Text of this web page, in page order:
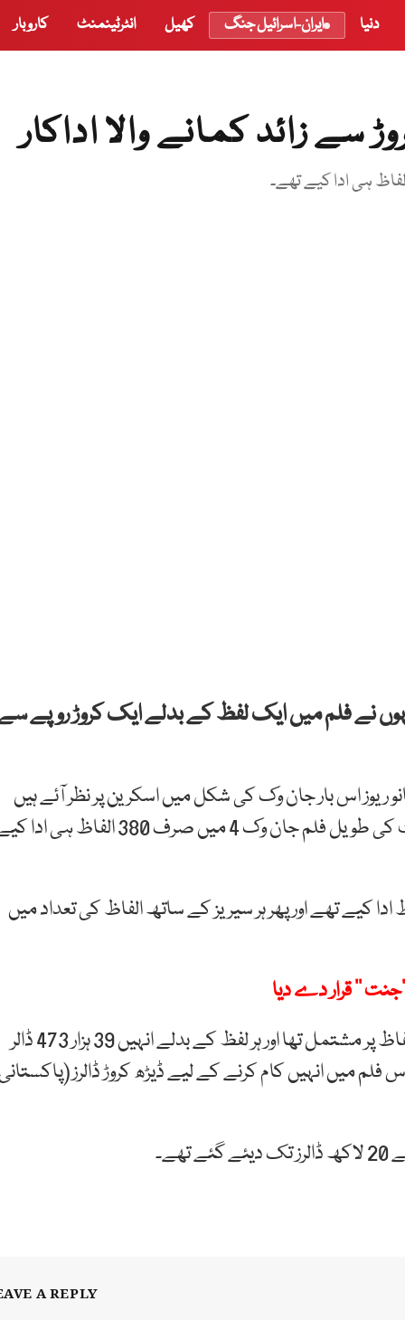
دنیا ایران-اسرائیل جنگ کھیل انٹرٹینمنٹ کاروبار
زائد کمانے والا اداکار
نے فلم میں ایک لفظ کے بدلے ایک کروڑ روپے
ریوز اس بار جان وک کی شکل میں اسکرین پر نظر آئے ہیں
لیکن لوگوں کو شاید یہ معلوم نہیں کہ انہوں نے 169 منٹ کی طویل فلم جان وک 4 میں صرف 380 الفاظ ہی
نے جان وک سیریز کی پہلی فلم میں 484 الفاظ ادا کیے تھے اور پھر ہر سیریز کے ساتھ الفاظ کی تعداد میں
‘‘ قرار دے دیا
اب آنے والی نئی فلم میں ان کا طویل ترین ڈائیلاگ 14 الفاظ پر مشتمل تھا اور ہر لفظ کے بدلے انہیں 39 ہزار 473 ڈالر
ملا۔ یعنی اس فلم میں انہیں کام کرنے کے لیے ڈیڑھ کروڑ ڈالرز
A REPLY